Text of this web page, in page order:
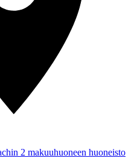
2 makuuhuoneen huoneisto